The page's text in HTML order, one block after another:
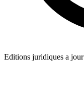
Editions juridiques a jour